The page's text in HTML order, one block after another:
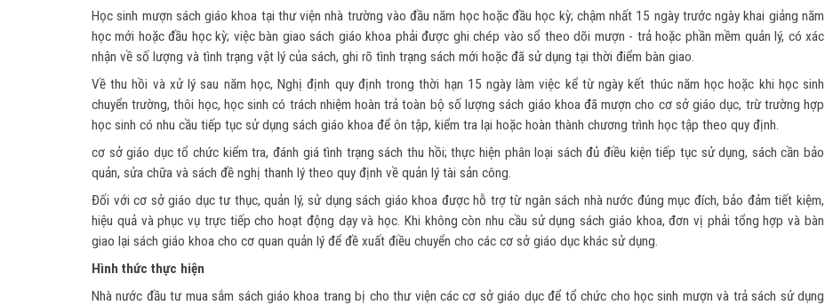
Học sinh mượn sách giáo khoa tại thư viện nhà trường vào đầu năm học hoặc đầu học kỳ; chậm nhất 15 ngày trước ngày khai giảng năm
học mới hoặc đầu học kỳ; việc bàn giao sách giáo khoa phải được ghi chép vào sổ theo dõi mượn - trả hoặc phần mềm quản lý, có xác
nhận về số lượng và tình trạng vật lý của sách, ghi rõ tình trạng sách mới hoặc đã sử dụng tại thời điểm bàn giao.
Về thu hồi và xử lý sau năm học, Nghị định quy định trong thời hạn 15 ngày làm việc kể từ ngày kết thúc năm học hoặc khi học sinh
chuyển trường, thôi học, học sinh có trách nhiệm hoàn trả toàn bộ số lượng sách giáo khoa đã mượn cho cơ sở giáo dục, trừ trường hợp
học sinh có nhu cầu tiếp tục sử dụng sách giáo khoa để ôn tập, kiểm tra lại hoặc hoàn thành chương trình học tập theo quy định.
cơ sở giáo dục tổ chức kiểm tra, đánh giá tình trạng sách thu hồi; thực hiện phân loại sách đủ điều kiện tiếp tục sử dụng, sách cần bảo
quản, sửa chữa và sách đề nghị thanh lý theo quy định về quản lý tài sản công.
Đối với cơ sở giáo dục tư thục, quản lý, sử dụng sách giáo khoa được hỗ trợ từ ngân sách nhà nước đúng mục đích, bảo đảm tiết kiệm,
hiệu quả và phục vụ trực tiếp cho hoạt động dạy và học. Khi không còn nhu cầu sử dụng sách giáo khoa, đơn vị phải tổng hợp và bàn
giao lại sách giáo khoa cho cơ quan quản lý để đề xuất điều chuyển cho các cơ sở giáo dục khác sử dụng.
Hình thức thực hiện
Nhà nước đầu tư mua sắm sách giáo khoa trang bị cho thư viện các cơ sở giáo dục để tổ chức cho học sinh mượn và trả sách sử dụng